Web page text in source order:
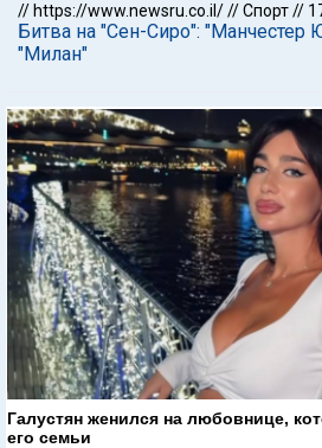
// https://www.newsru.co.il///Спорт//
Битва на "Сен-Сиро": "Манчестер
"Милан"
Галустян женился на любовнице,
его семьи